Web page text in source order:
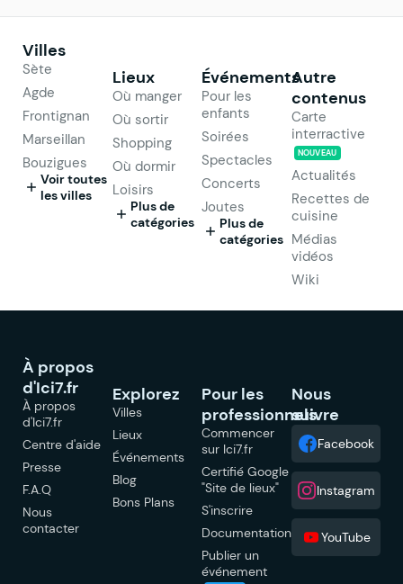
Villes
Sète
Agde
Frontignan
Marseillan
Bouzigues
Voir toutes
les villes
Lieux
Où manger
Où sortir
Shopping
Où dormir
Loisirs
Plus de
catégories
Événements
Pour les
enfants
Soirées
Spectacles
Concerts
Joutes
Plus de
catégories
Autre
contenus
Carte
interractive
NOUVEAU
Actualités
Recettes de
cuisine
Médias
vidéos
Wiki
À propos
d'Ici7.fr
À propos
d'Ici7.fr
Centre d'aide
Presse
F.A.Q
Nous
contacter
Explorez
Villes
Lieux
Événements
Blog
Bons Plans
Pour les
professionnels
Commencer
sur Ici7.fr
Certifié Google
"Site de lieux"
S'inscrire
Documentation
Publier un
événement
Nous
suivre
Facebook
Instagram
YouTube